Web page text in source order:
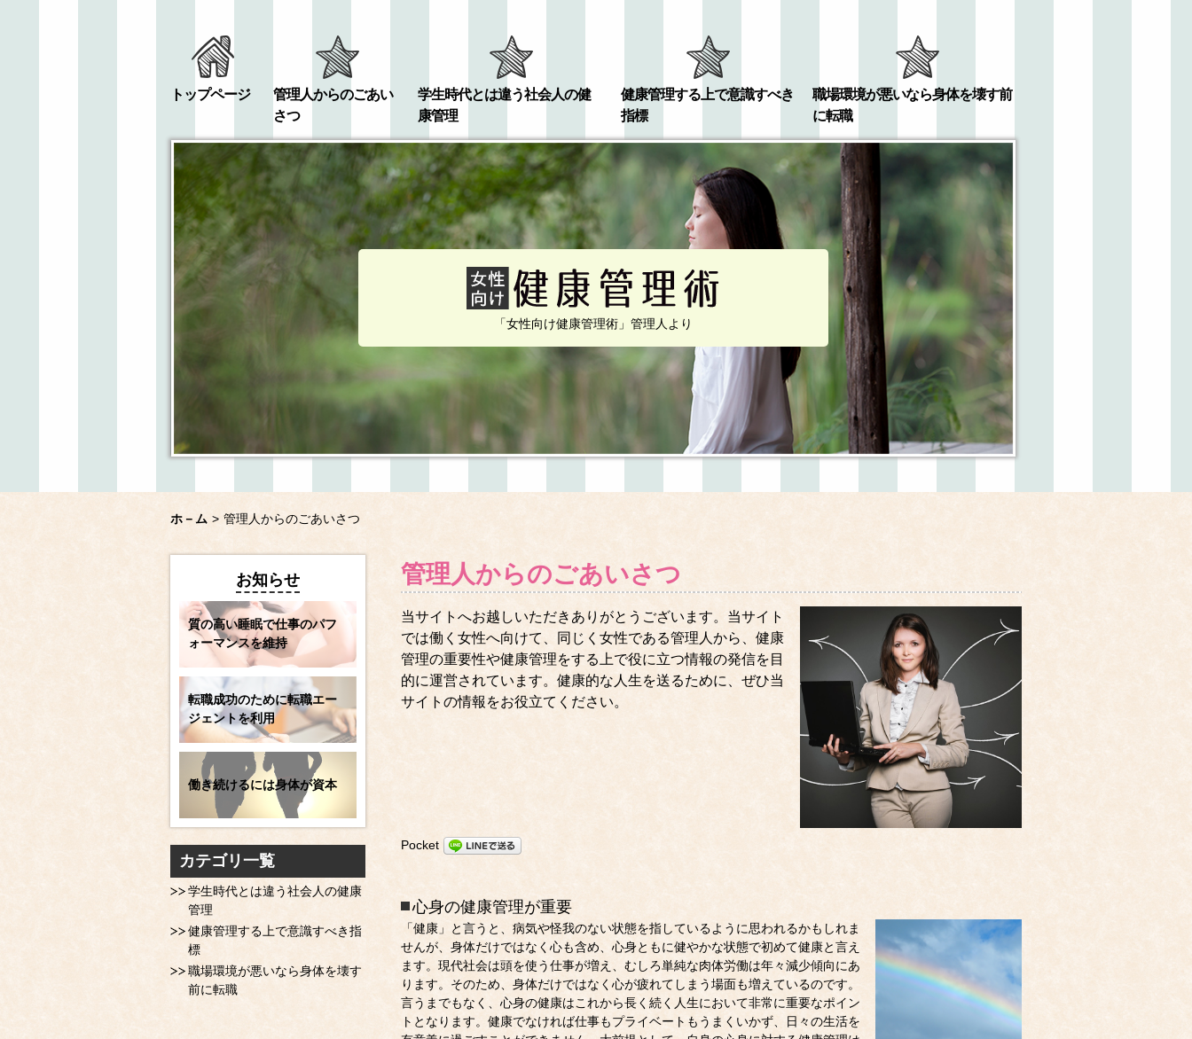
トップページ
管理人からのごあい
さつ
学生時代とは違う社会人の健
康管理
健康管理する上で意識すべき
指標
職場環境が悪いなら身体を壊す前
に転職
「女性向け健康管理術」管理人より
ホ－ム > 管理人からのごあいさつ
管理人からのごあいさつ
当サイトへお越しいただきありがとうございます。当サイト
では働く女性へ向けて、同じく女性である管理人から、健康
管理の重要性や健康管理をする上で役に立つ情報の発信を目
的に運営されています。健康的な人生を送るために、ぜひ当
サイトの情報をお役立てください。
Pocket
心身の健康管理が重要
「健康」と言うと、病気や怪我のない状態を指しているように思われるかもしれま
せんが、身体だけではなく心も含め、心身ともに健やかな状態で初めて健康と言え
ます。現代社会は頭を使う仕事が増え、むしろ単純な肉体労働は年々減少傾向にあ
ります。そのため、身体だけではなく心が疲れてしまう場面も増えているのです。
言うまでもなく、心身の健康はこれから長く続く人生において非常に重要なポイン
トとなります。健康でなければ仕事もプライベートもうまくいかず、日々の生活を
お知らせ
質の高い睡眠で仕事のパフ
ォーマンスを維持
転職成功のために転職エー
ジェントを利用
働き続けるには身体が資本
カテゴリ一覧
学生時代とは違う社会人の健康
管理
健康管理する上で意識すべき指
標
職場環境が悪いなら身体を壊す
前に転職